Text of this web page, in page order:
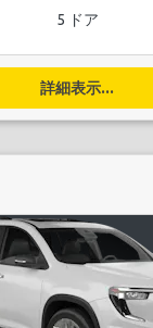
5 ドア
詳細表示...